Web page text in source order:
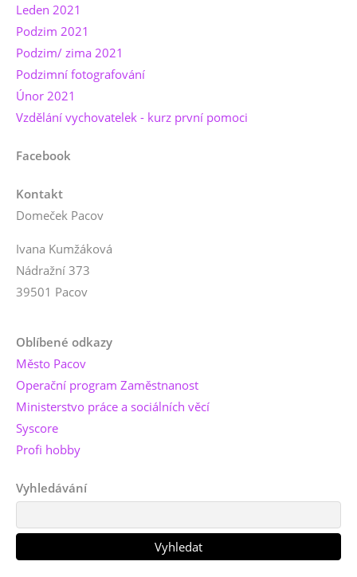
Leden 2021
Podzim 2021
Podzim/ zima 2021
Podzimní fotografování
Únor 2021
Vzdělání vychovatelek - kurz první pomoci
Facebook
Kontakt
Domeček Pacov
Ivana Kumžáková
Nádražní 373
39501 Pacov
Oblíbené odkazy
Město Pacov
Operační program Zaměstnanost
Ministerstvo práce a sociálních věcí
Syscore
Profi hobby
Vyhledávání